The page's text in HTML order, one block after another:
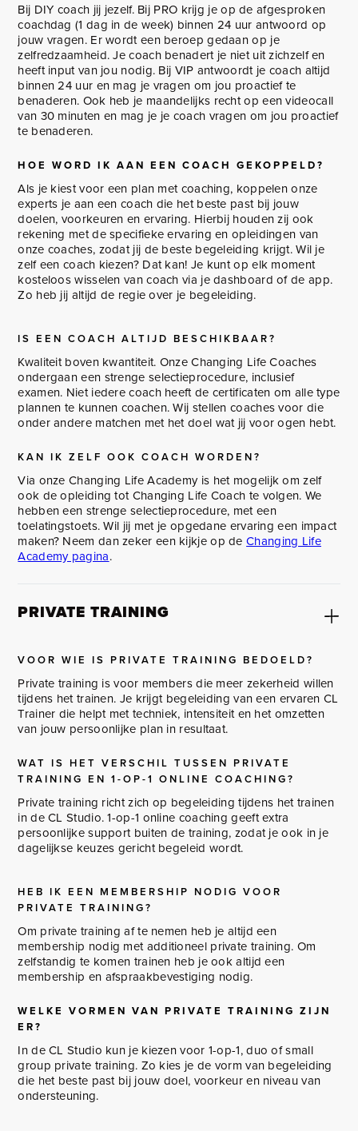
Bij DIY coach jij jezelf. Bij PRO krijg je op de afgesproken
coachdag (1 dag in de week) binnen 24 uur antwoord op
jouw vragen. Er wordt een beroep gedaan op je
zelfredzaamheid. Je coach benadert je niet uit zichzelf en
heeft input van jou nodig. Bij VIP antwoordt je coach altijd
binnen 24 uur en mag je vragen om jou proactief te
benaderen. Ook heb je maandelijks recht op een videocall
van 30 minuten en mag je je coach vragen om jou proactief
te benaderen.
HOE WORD IK AAN EEN COACH GEKOPPELD?
Als je kiest voor een plan met coaching, koppelen onze
experts je aan een coach die het beste past bij jouw
doelen, voorkeuren en ervaring. Hierbij houden zij ook
rekening met de specifieke ervaring en opleidingen van
onze coaches, zodat jij de beste begeleiding krijgt. Wil je
zelf een coach kiezen? Dat kan! Je kunt op elk moment
kosteloos wisselen van coach via je dashboard of de app.
Zo heb jij altijd de regie over je begeleiding.
IS EEN COACH ALTIJD BESCHIKBAAR?
Kwaliteit boven kwantiteit. Onze Changing Life Coaches
ondergaan een strenge selectieprocedure, inclusief
examen. Niet iedere coach heeft de certificaten om alle type
plannen te kunnen coachen. Wij stellen coaches voor die
onder andere matchen met het doel wat jij voor ogen hebt.
KAN IK ZELF OOK COACH WORDEN?
Via onze Changing Life Academy is het mogelijk om zelf
ook de opleiding tot Changing Life Coach te volgen. We
hebben een strenge selectieprocedure, met een
toelatingstoets. Wil jij met je opgedane ervaring een impact
maken? Neem dan zeker een kijkje op deChanging Life
Academy pagina.
PRIVATE TRAINING
VOOR WIE IS PRIVATE TRAINING BEDOELD?
Private training is voor members die meer zekerheid willen
tijdens het trainen. Je krijgt begeleiding van een ervaren CL
Trainer die helpt met techniek, intensiteit en het omzetten
van jouw persoonlijke plan in resultaat.
WAT IS HET VERSCHIL TUSSEN PRIVATE
TRAINING EN 1-OP-1 ONLINE COACHING?
Private training richt zich op begeleiding tijdens het trainen
in de CL Studio. 1-op-1 online coaching geeft extra
persoonlijke support buiten de training, zodat je ook in je
dagelijkse keuzes gericht begeleid wordt.
HEB IK EEN MEMBERSHIP NODIG VOOR
PRIVATE TRAINING?
Om private training af te nemen heb je altijd een
membership nodig met additioneel private training. Om
zelfstandig te komen trainen heb je ook altijd een
membership en afspraakbevestiging nodig.
WELKE VORMEN VAN PRIVATE TRAINING ZIJN
ER?
In de CL Studio kun je kiezen voor 1-op-1, duo of small
group private training. Zo kies je de vorm van begeleiding
die het beste past bij jouw doel, voorkeur en niveau van
ondersteuning.